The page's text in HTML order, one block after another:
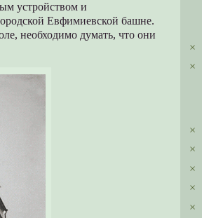
устройством и
Евфимиевской башне.
необходимо думать, что они